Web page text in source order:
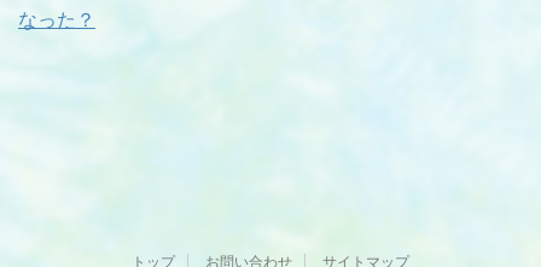
なった？
トップ お問い合わせ サイトマップ